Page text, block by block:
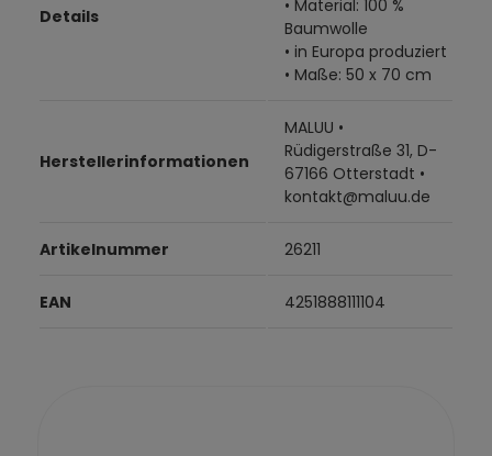
Details
• Material: 100 %
Baumwolle
• in Europa produziert
• Maße: 50 x 70 cm
Herstellerinformationen
MALUU •
Rüdigerstraße 31, D-
67166 Otterstadt •
kontakt@maluu.de
Artikelnummer 26211
EAN 4251888111104